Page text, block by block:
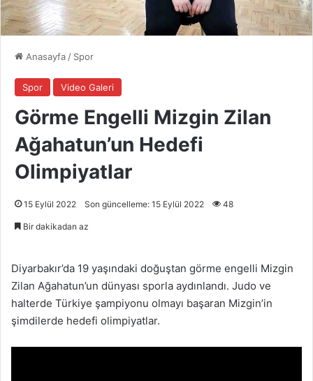
Anasayfa / Spor
Spor Video Galeri
Görme Engelli Mizgin Zilan
Ağahatun’un Hedefi
Olimpiyatlar
15 Eylül 2022 Son güncelleme: 15 Eylül 2022 48
Bir dakikadan az
Diyarbakır’da 19 yaşındaki doğuştan görme engelli Mizgin
Zilan Ağahatun’un dünyası sporla aydınlandı. Judo ve
halterde Türkiye şampiyonu olmayı başaran Mizgin’in
şimdilerde hedefi olimpiyatlar.